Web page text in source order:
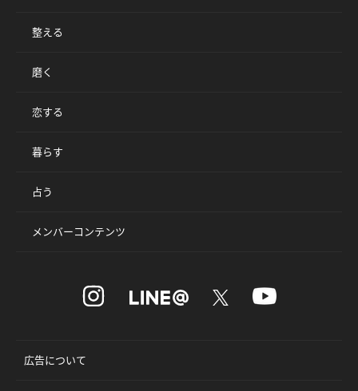
整える
磨く
恋する
暮らす
占う
メンバーコンテンツ
広告について